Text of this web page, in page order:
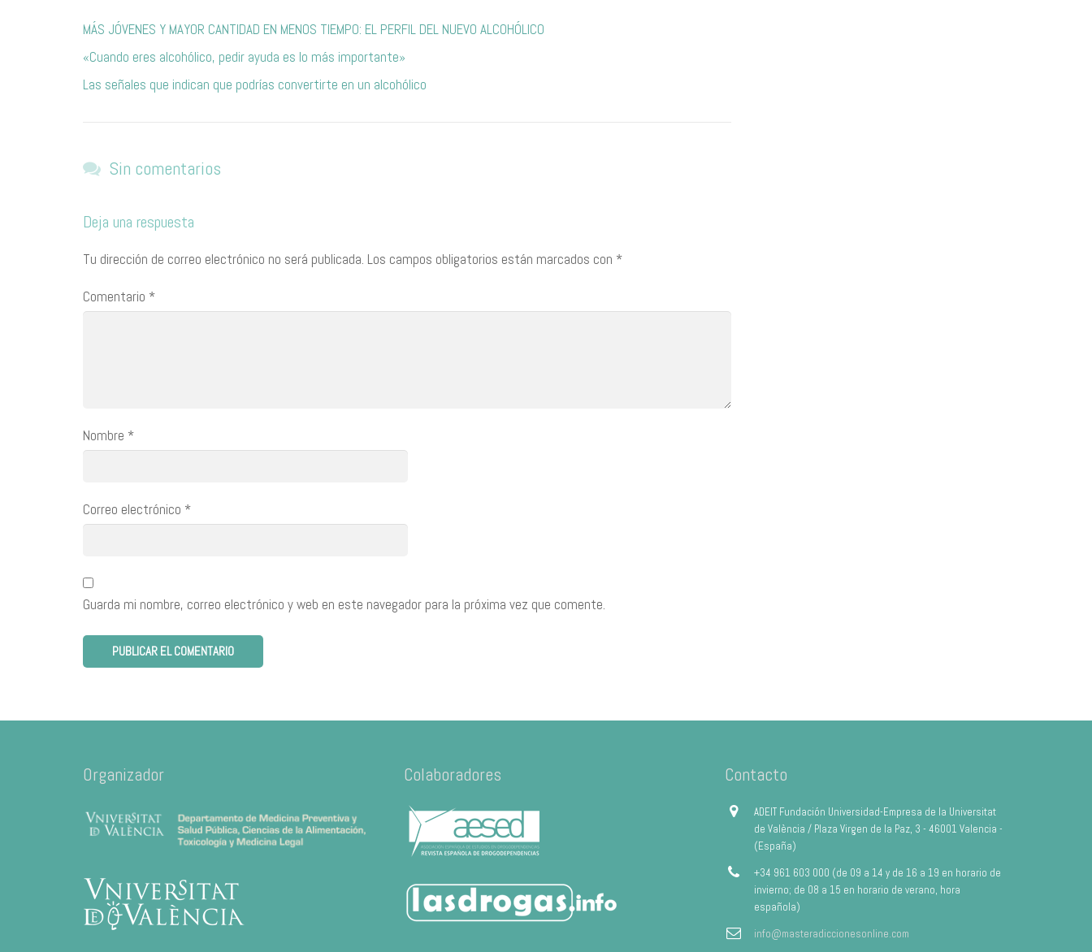
MÁS JÓVENES Y MAYOR CANTIDAD EN MENOS TIEMPO: EL PERFIL DEL NUEVO ALCOHÓLICO
«Cuando eres alcohólico, pedir ayuda es lo más importante»
Las señales que indican que podrías convertirte en un alcohólico
Sin comentarios
Deja una respuesta
Tu dirección de correo electrónico no será publicada. Los campos obligatorios están marcados con *
Comentario *
Nombre *
Correo electrónico *
Guarda mi nombre, correo electrónico y web en este navegador para la próxima vez que comente.
Organizador Colaboradores Contacto
ADEIT Fundación Universidad-Empresa de la Universitat
de València / Plaza Virgen de la Paz, 3 - 46001 Valencia -
(España)
+34 961 603 000 (de 09 a 14 y de 16 a 19 en horario de
invierno; de 08 a 15 en horario de verano, hora
española)
info@masteradiccionesonline.com